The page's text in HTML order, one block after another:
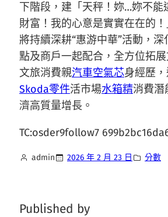
下階段，建「天秤！妳…妳不能
財富！我的心意是實實在在的
將持續深耕“惠游中華”活動，
點及商戶一起配合，全方位拓
文旅消費親汽車空氣芯身經歷
Skoda零件活市場水箱精消費潛
濟高質量增長。
TC:osder9follow7
admin 2026 年 2 月 23 日 分數
Published by